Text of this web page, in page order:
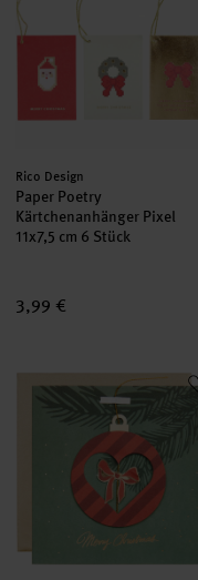
Hersteller:
Rico Design
Paper Poetry
Kärtchenanhänger Pixel
11x7,5 cm 6 Stück
3,99 €
Paper Poetry